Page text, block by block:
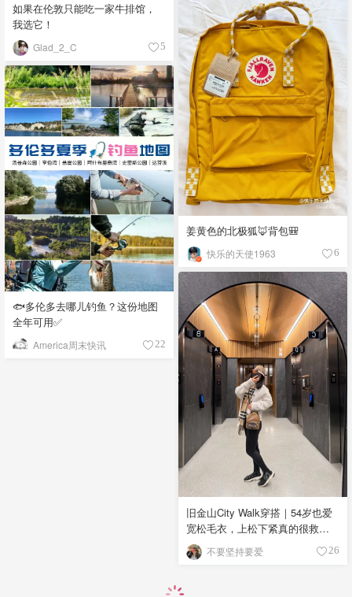
如果在伦敦只能吃一家牛排馆，
我选它！
Glad_2_C 5
姜黄色的北极狐🦊背包🎒
快乐的天使1963 6
🐟多伦多去哪儿钓鱼？这份地图
全年可用✅
America周末快讯 22
旧金山City Walk穿搭｜54岁也爱
宽松毛衣，上松下紧真的很救比
例
不要坚持要爱 26